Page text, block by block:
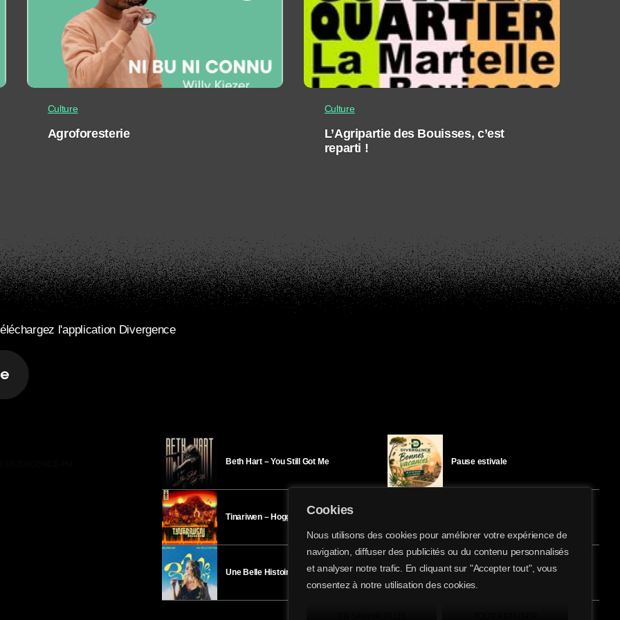
Cookies
Nous utilisons des cookies pour améliorer votre expérience de
navigation, diffuser des publicités ou du contenu personnalisés
et analyser notre trafic. En cliquant sur "Accepter tout", vous
consentez à notre utilisation des cookies.
share
email
Culture
Agroforesterie
Culture
L’Agripartie des Bouisses, c’est
reparti !
l'application Divergence
Beth Hart – You Still Got Me
Tinariwen – Hoggar
Une Belle Histoire – Héloïse Bay
Pause estivale
Ici l’Ombre – mardi 28 juillet